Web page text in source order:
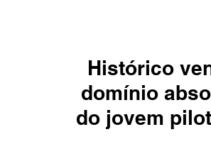
Histórico
domínio
do jovem